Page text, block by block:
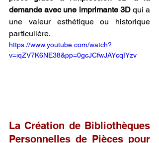
demande avec une imprimante 3D qui a
une valeur esthétique ou historique
particulière.
https://www.youtube.com/watch?
v=iqZV7K6NE38&pp=0gcJCfwJAYcqIYzv
La Création de Bibliothèques